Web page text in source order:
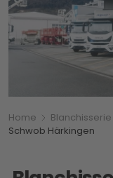
Breadcrumb
Vous êtes ici:
Home Blanchisserie
Schwob Härkingen